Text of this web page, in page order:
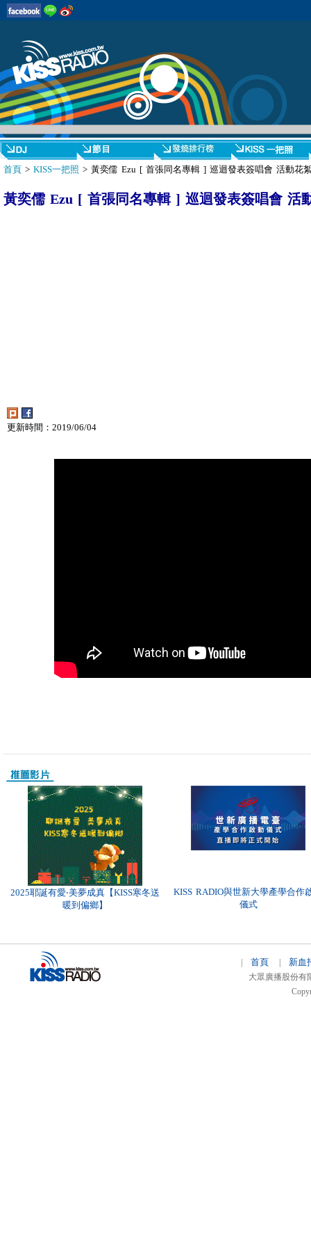
首頁 > KISS一把照 > 黃奕儒 Ezu [ 首張同名專輯 ] 巡迴發表簽唱會 活動花
黃奕儒 Ezu [ 首張同名專輯 ] 巡迴發表簽唱會 活
更新時間：2019/06/04
2025耶誕有愛‧美夢成真【KISS寒冬送
暖到偏鄉】
KISS RADIO與世新大學產學合作
儀式
| 首頁| 新血
大眾廣播股份有